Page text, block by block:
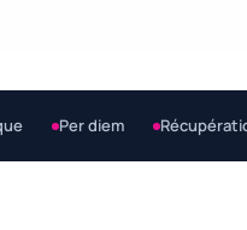
Per diem